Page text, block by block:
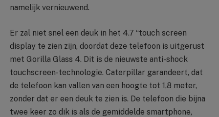
namelijk vernieuwend.
Er zal niet snel een deuk in het 4.7 “touch screen
display te zien zijn, doordat deze telefoon is uitgerust
met Gorilla Glass 4. Dit is de nieuwste anti-shock
touchscreen-technologie. Caterpillar garandeert, dat
de telefoon kan vallen van een hoogte tot 1,8 meter,
zonder dat er een deuk te zien is. De telefoon die bijna
twee keer zo dik is als de gemiddelde smartphone,